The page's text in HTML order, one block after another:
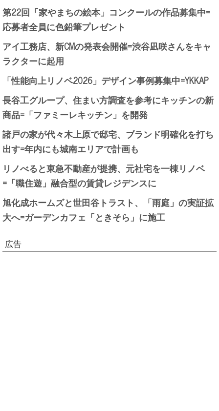
第22回「家やまちの絵本」コンクールの作品募集中=
応募者全員に色鉛筆プレゼント
アイ工務店、新CMの発表会開催=渋谷凪咲さんをキャ
ラクターに起用
「性能向上リノベ2026」デザイン事例募集中=YKKAP
長谷工グループ、住まい方調査を参考にキッチンの新
商品=「ファミーレキッチン」を開発
諸戸の家が代々木上原で邸宅、ブランド明確化を打ち
出す=年内にも城南エリアで計画も
リノべると東急不動産が提携、元社宅を一棟リノベ
=「職住遊」融合型の賃貸レジデンスに
旭化成ホームズと世田谷トラスト、「雨庭」の実証拡
大へ=ガーデンカフェ「ときそら」に施工
広告